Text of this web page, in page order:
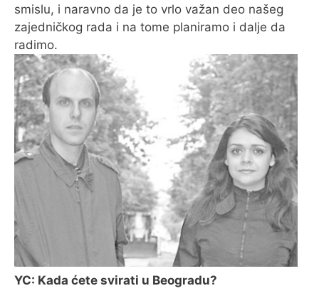
smislu, i naravno da je to vrlo važan deo našeg
zajedničkog rada i na tome planiramo i dalje da
radimo.
YC: Kada ćete svirati u Beogradu?